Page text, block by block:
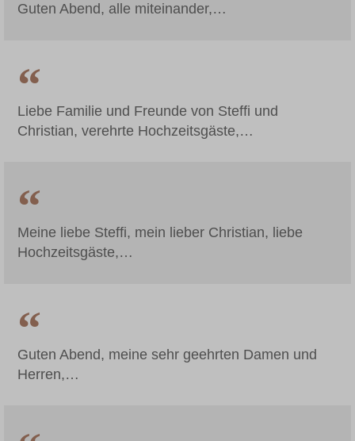
Guten Abend, alle miteinander,…
Liebe Familie und Freunde von Steffi und
Christian, verehrte Hochzeitsgäste,…
Meine liebe Steffi, mein lieber Christian, liebe
Hochzeitsgäste,…
Guten Abend, meine sehr geehrten Damen und
Herren,…